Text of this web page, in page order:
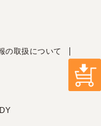
の取扱について